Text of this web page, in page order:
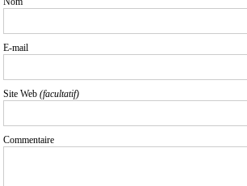
E-mail
Site Web (facultatif)
Commentaire